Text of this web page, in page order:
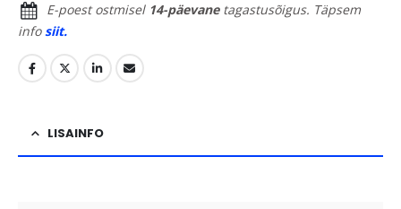
E-poest ostmisel 14-päevanetagastusõigus. Täpsem
infosiit.
LISAINFO